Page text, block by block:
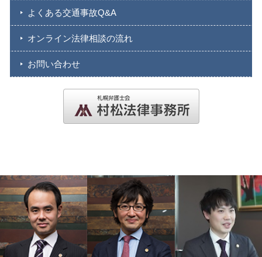
よくある交通事故Q&A
オンライン法律相談の流れ
お問い合わせ